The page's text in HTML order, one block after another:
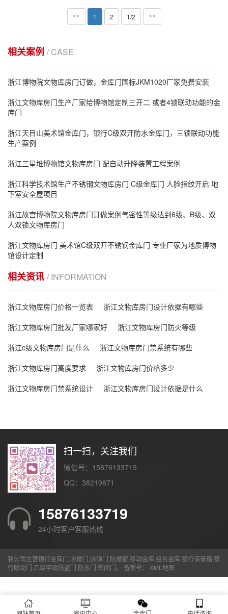
<< 1 2 1/2 >>
相关案例 / CASE
浙江博物院文物库房门订做，金库门国标JKM1020厂家免费安装
浙江文物库房门生产厂家给博物馆定制三开二 或者4锁联动功能的金
库门
浙江天目山美术馆金库门，银行C级双开防水金库门，三锁联动功能
生产案例
浙江‌三星堆博物馆文物库房门 配自动升降装置工程案例
浙江科学技术馆生产不锈钢文物库房门 C级金库门 人脸指纹开启 地
下室安全屋项目
浙江故宫博物院文物库房门订做案例气密性等级达到6级、B级、双
人双锁文物库房门
浙江文物库房门 美术馆C级双开不锈钢金库门 专业厂家为地质博物
馆设计定制
相关资讯 / INFORMATION
浙江文物库房门价格一览表
浙江文物库房门设计依据有哪些
浙江文物库房门批发厂家哪家好
浙江文物库房门防火等级
浙江c级文物库房门是什么
浙江文物库房门禁系统有哪些
浙江文物库房门高度要求
浙江文物库房门价格多少
浙江文物库房门禁系统设计
浙江文物库房门设计依据是什么
扫一扫，关注我们
微信号：15876133719
QQ：38219871
15876133719
24小时客户客服热线
我公司主营银行金库门,防爆门,防弹门,防爆窗,移动金库,组合金库,银行保管箱,银
行联动门,乙级甲级防盗门,防水门,密闭门。 备案号：
XML地图